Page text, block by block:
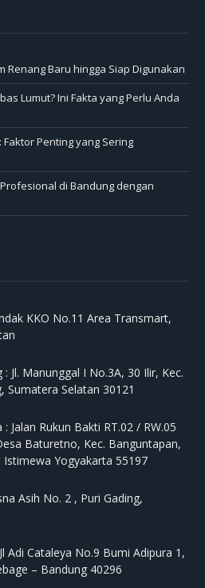
Renang Baru hingga Siap Digunakan
Lumut? Ini Fakta yang Perlu Anda
Penting yang Sering
di Bandung dengan
KKO No.11 Area Transmart,
: Jl. Manunggal I No.3A, 30 Ilir, Kec.
Sumatera Selatan 30121
: Jalan Rukun Bakti RT.02 / RW.05
Baturetno, Kec. Banguntapan,
Yogyakarta 55197
Asih No. 2 , Puri Gading,
Jl Adi Cataleya No.9 Bumi Adipura 1,
– Bandung 40296